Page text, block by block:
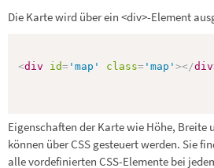
Die Karte wird über ein <div>-Element
<div id= 'map' class= 'map' ></div
Eigenschaften der Karte wie Höhe, Breite
können über CSS gesteuert werden. Sie
alle vordefinierten CSS-Elemente bei